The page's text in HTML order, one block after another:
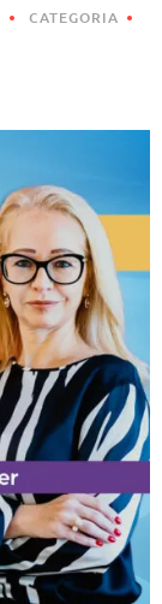
CATEGORIA